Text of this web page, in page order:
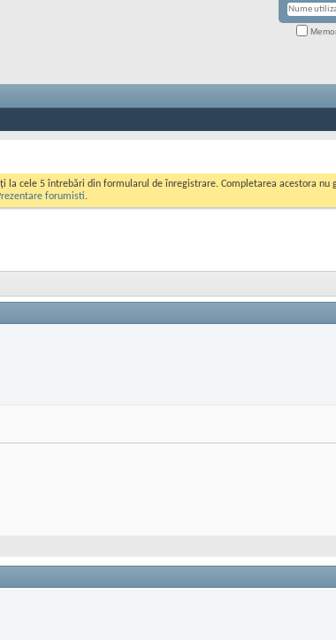
la cele 5 întrebări din formularul de înregistrare. Completarea acestora
forumisti.